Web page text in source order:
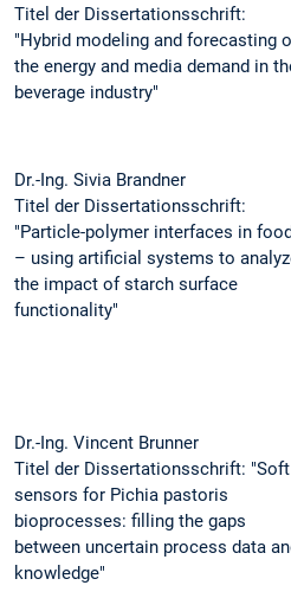
Titel der Dissertationsschrift:
"Hybrid modeling and forecasting
the energy and media demand in
beverage industry"
Dr.-Ing. Sivia Brandner
Titel der Dissertationsschrift:
"Particle-polymer interfaces in
– using artificial systems to
the impact of starch surface
functionality"
Dr.-Ing. Vincent Brunner
Titel der Dissertationsschrift: "Soft
sensors for Pichia pastoris
bioprocesses: filling the gaps
between uncertain process data
knowledge"